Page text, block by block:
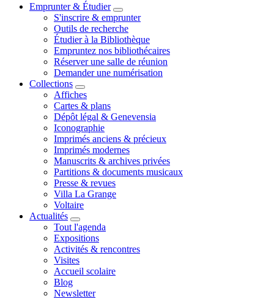
Emprunter & Étudier
S'inscrire & emprunter
Outils de recherche
Étudier à la Bibliothèque
Empruntez nos bibliothécaires
Réserver une salle de réunion
Demander une numérisation
Collections
Affiches
Cartes & plans
Dépôt légal & Genevensia
Iconographie
Imprimés anciens & précieux
Imprimés modernes
Manuscrits & archives privées
Partitions & documents musicaux
Presse & revues
Villa La Grange
Voltaire
Actualités
Tout l'agenda
Expositions
Activités & rencontres
Visites
Accueil scolaire
Blog
Newsletter